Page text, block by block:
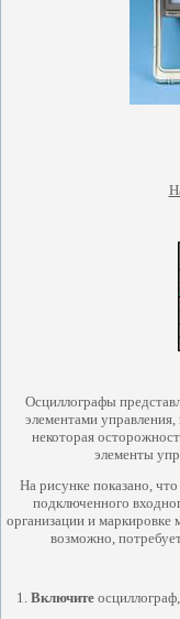
Осциллографы
элементами управления,
некоторая
элементы
На рисунке показано,
подключенного
организации и маркировке
возможно,
1. Включите